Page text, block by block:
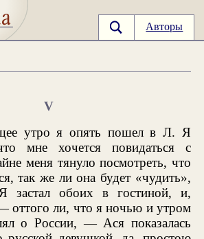
Авторы
V
утро я опять пошел в Л. Я
мне хочется повидаться с
меня тянуло посмотреть, что
так же ли она будет «чудить»,
застал обоих в гостиной, и,
оттого ли, что я ночью и утром
о России, — Ася показалась